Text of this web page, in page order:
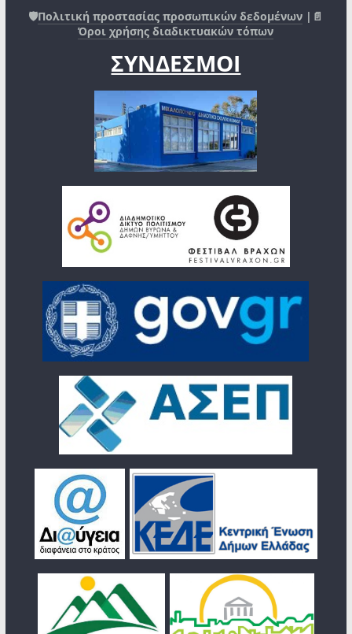
🛡️Πολιτική προστασίας προσωπικών δεδομένων |📄
Όροι χρήσης διαδικτυακών τόπων
ΣΥΝΔΕΣΜΟΙ